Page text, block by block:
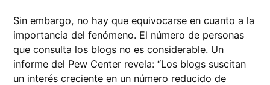
Sin embargo, no hay que equivocarse en cuanto a la
importancia del fenómeno. El número de personas
que consulta los blogs no es considerable. Un
informe del Pew Center revela: “Los blogs suscitan
un interés creciente en un número reducido de